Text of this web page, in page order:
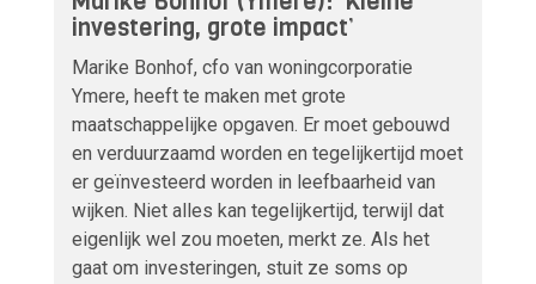
investering, grote impact’
Marike Bonhof, cfo van woningcorporatie
Ymere, heeft te maken met grote
maatschappelijke opgaven. Er moet gebouwd
en verduurzaamd worden en tegelijkertijd moet
er geïnvesteerd worden in leefbaarheid van
wijken. Niet alles kan tegelijkertijd, terwijl dat
eigenlijk wel zou moeten, merkt ze. Als het
gaat om investeringen, stuit ze soms op